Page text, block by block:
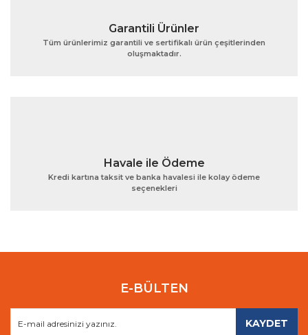
Gönder
Garantili Ürünler
Tüm ürünlerimiz garantili ve sertifikalı ürün çeşitlerinden
oluşmaktadır.
Havale ile Ödeme
Kredi kartına taksit ve banka havalesi ile kolay ödeme
seçenekleri
E-BÜLTEN
KAYDET